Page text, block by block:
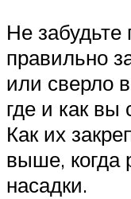
Не забудьте
правильно
или сверло
где и как вы
Как их
выше, когда
насадки.